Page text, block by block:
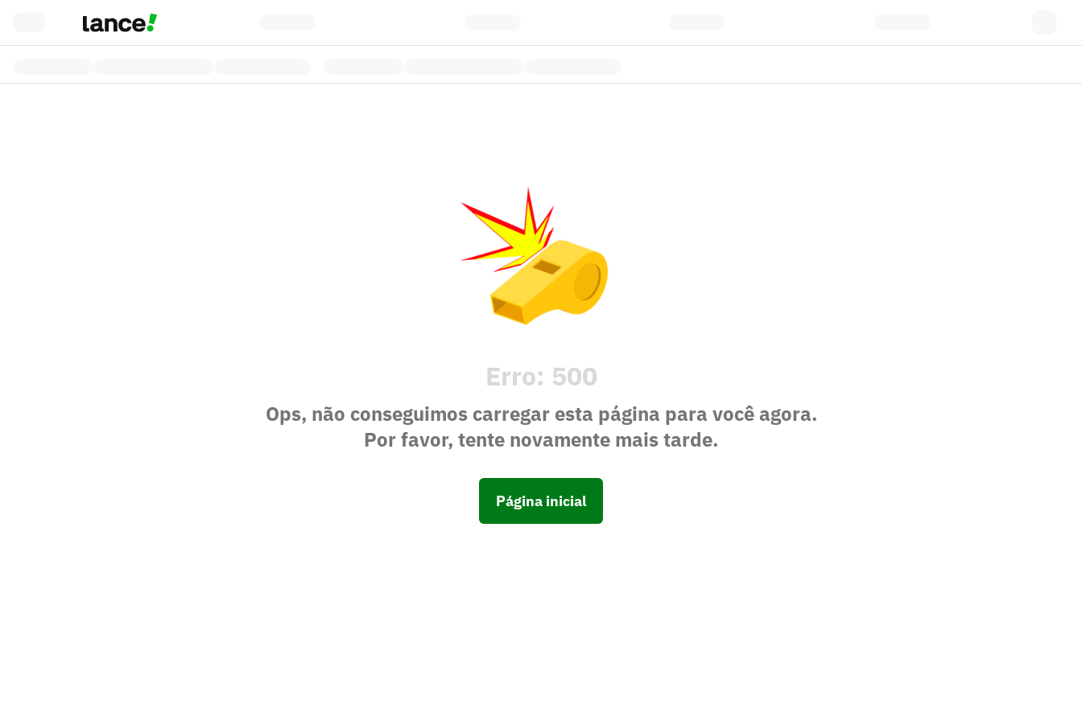
Erro: 500
Ops, não conseguimos carregar esta página para você agora.
Por favor, tente novamente mais tarde.
Página inicial